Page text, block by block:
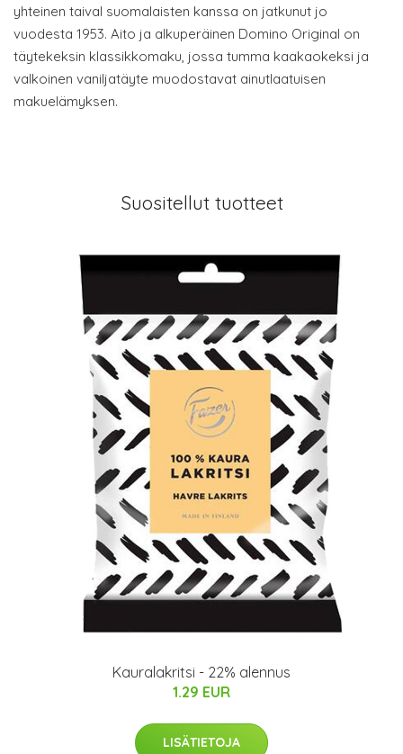
yhteinen taival suomalaisten kanssa on jatkunut jo
vuodesta 1953. Aito ja alkuperäinen Domino Original on
täytekeksin klassikkomaku, jossa tumma kaakaokeksi ja
valkoinen vaniljatäyte muodostavat ainutlaatuisen
makuelämyksen.
Suositellut tuotteet
Kauralakritsi - 22% alennus
1.29 EUR
LISÄTIETOJA